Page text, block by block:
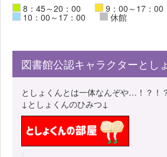
8：45～20：00 9：00～17：00
10：00～17：00
休館
図書館公認キャラクターとし
としょくんとは一体なんぞや…！？！
↓としょくんのひみつ↓